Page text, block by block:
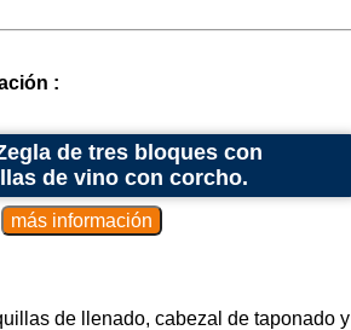
:
de tres bloques con
de vino con corcho.
de llenado, cabezal de taponado y